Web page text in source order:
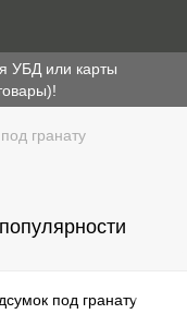
УБД или карты
гранату